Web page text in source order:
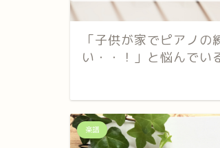
「子供が家でピアノの
い・・！」と悩んでい
楽譜